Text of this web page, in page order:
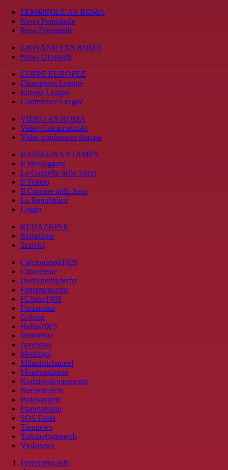
FEMMINILE AS ROMA
News Femminile
Rosa Femminile
GIOVANILI AS ROMA
News Giovanili
COPPE EUROPEE
Champions League
Europa League
Conference League
VIDEO AS ROMA
Video Calciomercato
Video conferenze stampa
RASSEGNA STAMPA
Il Messaggero
La Gazzetta dello Sport
Il Tempo
Il Corriere della Sera
La Repubblica
Leggo
REDAZIONE
Redazione
Scrivici
Calcionapoli1926
Cittaceleste
Derbyderbyderby
Fantamagazine
FCInter1908
Forzaroma
Golssip
Hellas1903
Ilmilanista
Juvenews
Mediagol
Milanistichannel
Mondoudinese
Notiziecalciomercato
Numericalcio
Padovasport
Pianetamilan
SOS Fanta
Toronews
Tuttobolognaweb
Violanews
Forzaroma.info